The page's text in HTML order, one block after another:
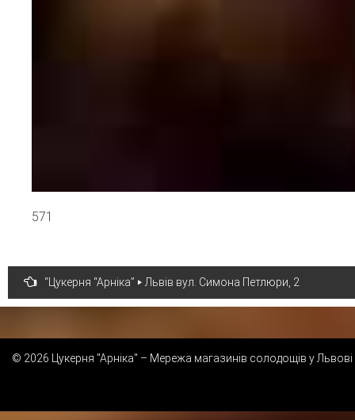
571
Навігація
записів
“Цукерня “Арніка” ‣ Львів вул. Симона Петлюри, 2
© 2026 Цукерня "Арніка" – Мережа магазинів солодощів у Львові